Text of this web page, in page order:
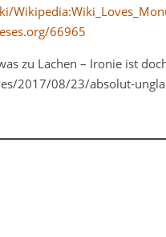
66965
zu Lachen – Ironie ist
2017/08/23/absolut-